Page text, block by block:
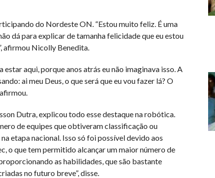
do Nordeste ON. “Estou muito feliz. É uma
dá para explicar de tamanha felicidade que eu estou
afirmou Nicolly Benedita.
aqui, porque anos atrás eu não imaginava isso. A
ai meu Deus, o que será que eu vou fazer lá? O
Dutra, explicou todo esse destaque na robótica.
de equipes que obtiveram classificação ou
etapa nacional. Isso só foi possível devido aos
o que tem permitido alcançar um maior número de
as habilidades, que são bastante
no futuro breve”, disse.